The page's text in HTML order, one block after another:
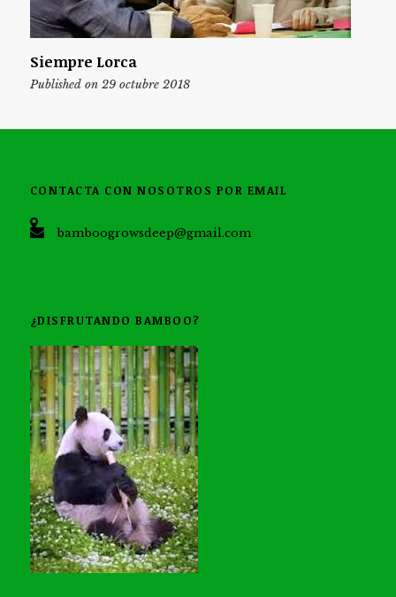
Siempre Lorca
Published on 29 octubre 2018
CONTACTA CON NOSOTROS POR EMAIL
bamboogrowsdeep@gmail.com
¿DISFRUTANDO BAMBOO?